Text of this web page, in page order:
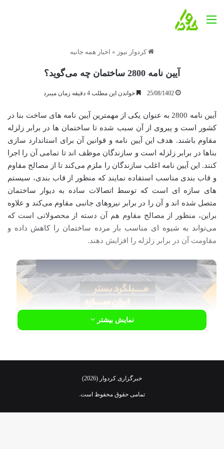
منو
کردوار نیوز » اخبار همه جانبه
آیین نامه 2800 ساختمان چه می‌گوید؟
25/08/1402 خواندن این مطلب 4 دقیقه زمان میبرد
آیین نامه 2800 به عنوان یکی از مهمترین آیین نامه های ساخت بنا در
کشور است و پیروی از آن سبب شده تا ساختمان ها در برابر زلزله
مقاوم باشند. هدف این آیین نامه و قوانین آن برای استاندارد سازی
بناها در برابر زلزله است و سازندگان موظف اند تا تمامی آن را اجرا
کنند. این آیین نامه اغلب سازندگان را ملزم می‌کند تا از مصالح مقاوم
و قاب بندی مناسب استفاده نمایند که منظور از قاب بندی، سیستم
های سازه ای است که توسط اتصالات ساده به دیوار ساختمان
متصل شده اند و آن را در برابر نیروهای جانبی مقاوم می‌کند و علاوه
براین، منظور از مصالح مقاوم هم آن دسته از محصولاتی است که
می‌تواند به شیوه ای مناسب بار مرده ساختمان را کاهش داده و
مقاومت آن در برابر زلزله را افزایش دهند.
خرید میلگرد بستر
سازه سبب افزایش چشمگیر مقاومت ساختمان می‌شود. آیین نامه
2800 بر روی قاب بندی ساختمان و استفاده از مصالح ویژه مثل
نمایش بیشتر
خبرگزاری کردوار (2026)
تمامی حقوق محفوظ است.